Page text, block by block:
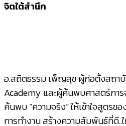
อ.สถิตธรรม เพ็ญสุข ผู้ก่อตั้งสถาบั
Academy และผู้ค้นพบศาสตร์การ
ค้นพบ “ความจริง” ให้เข้าใจสูตรข
การทำงาน สร้างความสัมพันธ์ที่ดี..